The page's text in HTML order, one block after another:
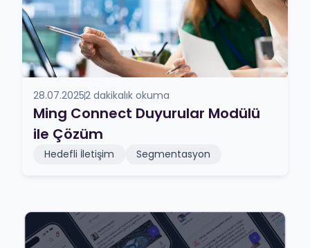
28.07.20252 dakikalık okuma
Ming Connect Duyurular Modülü
ile Çözüm
Hedefli İletişim Segmentasyon